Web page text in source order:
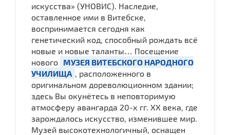
искусства» (УНОВИС). Наследие,
оставленное ими в Витебске,
воспринимается сегодня как
генетический код, способный рождать всё
новые и новые таланты… Посещение
нового МУЗЕЯ ВИТЕБСКОГО НАРОДНОГО
УЧИЛИЩА
, расположенного в
оригинальном дореволюционном здании;
здесь Вы окунётесь в неповторимую
атмосферу авангарда 20-х гг. ХХ века, где
зарождалось искусство, изменившее мир.
Музей высокотехнологичный, оснащен